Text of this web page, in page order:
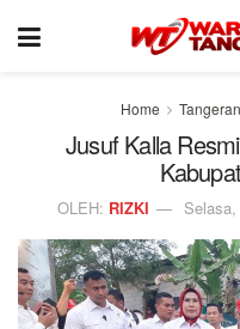
Home
Jusuf Kalla
OLEH: RIZKI